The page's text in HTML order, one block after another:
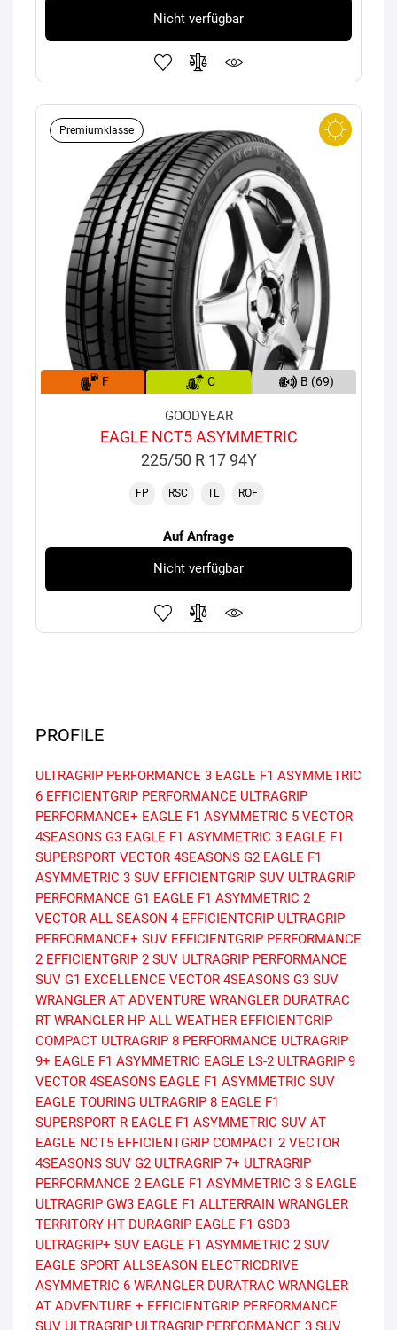
Nicht verfügbar
Premiumklasse
F C B (69)
GOODYEAR
EAGLE NCT5 ASYMMETRIC
225/50 R 17 94Y
FP RSC TL ROF
Auf Anfrage
Nicht verfügbar
PROFILE
ULTRAGRIP PERFORMANCE 3 EAGLE F1 ASYMMETRIC
6 EFFICIENTGRIP PERFORMANCE ULTRAGRIP
PERFORMANCE+ EAGLE F1 ASYMMETRIC 5 VECTOR
4SEASONS G3 EAGLE F1 ASYMMETRIC 3 EAGLE F1
SUPERSPORT VECTOR 4SEASONS G2 EAGLE F1
ASYMMETRIC 3 SUV EFFICIENTGRIP SUV ULTRAGRIP
PERFORMANCE G1 EAGLE F1 ASYMMETRIC 2
VECTOR ALL SEASON 4 EFFICIENTGRIP ULTRAGRIP
PERFORMANCE+ SUV EFFICIENTGRIP PERFORMANCE
2 EFFICIENTGRIP 2 SUV ULTRAGRIP PERFORMANCE
SUV G1 EXCELLENCE VECTOR 4SEASONS G3 SUV
WRANGLER AT ADVENTURE WRANGLER DURATRAC
RT WRANGLER HP ALL WEATHER EFFICIENTGRIP
COMPACT ULTRAGRIP 8 PERFORMANCE ULTRAGRIP
9+ EAGLE F1 ASYMMETRIC EAGLE LS-2 ULTRAGRIP 9
VECTOR 4SEASONS EAGLE F1 ASYMMETRIC SUV
EAGLE TOURING ULTRAGRIP 8 EAGLE F1
SUPERSPORT R EAGLE F1 ASYMMETRIC SUV AT
EAGLE NCT5 EFFICIENTGRIP COMPACT 2 VECTOR
4SEASONS SUV G2 ULTRAGRIP 7+ ULTRAGRIP
PERFORMANCE 2 EAGLE F1 ASYMMETRIC 3 S EAGLE
ULTRAGRIP GW3 EAGLE F1 ALLTERRAIN WRANGLER
TERRITORY HT DURAGRIP EAGLE F1 GSD3
ULTRAGRIP+ SUV EAGLE F1 ASYMMETRIC 2 SUV
EAGLE SPORT ALLSEASON ELECTRICDRIVE
ASYMMETRIC 6 WRANGLER DURATRAC WRANGLER
AT ADVENTURE + EFFICIENTGRIP PERFORMANCE
SUV ULTRAGRIP ULTRAGRIP PERFORMANCE 3 SUV